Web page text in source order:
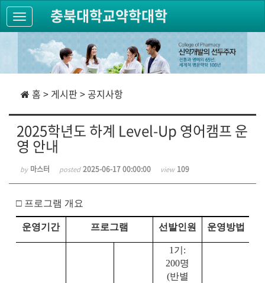
충북대학교약학대학
홈 > 게시판 > 공지사항
2025학년도 하계 Level-Up 영어캠프 운
영 안내
by 마스터 posted2025-06-17 00:00:00 view 109
□ 프로그램 개요
운영기간 프로그램 선발인원 운영방법
1 기 :
200명
(반별